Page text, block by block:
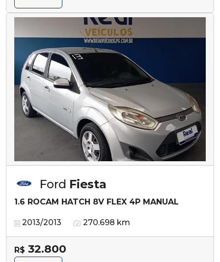
Ford Fiesta
1.6 ROCAM HATCH 8V FLEX 4P MANUAL
2013/2013 270.698 km
R$ 32.800